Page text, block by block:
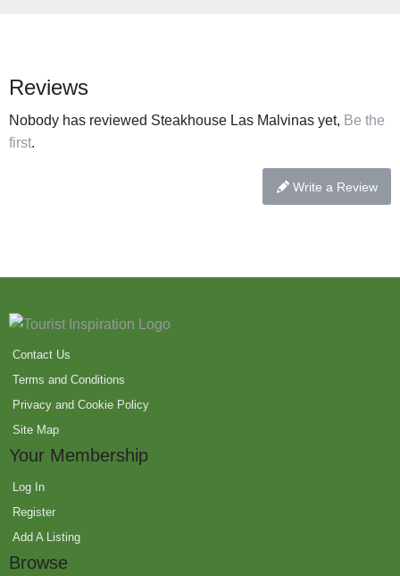
Reviews
Nobody has reviewed Steakhouse Las Malvinas yet, Be the
first.
Write a Review
Contact Us
Terms and Conditions
Privacy and Cookie Policy
Site Map
Your Membership
Log In
Register
Add A Listing
Browse